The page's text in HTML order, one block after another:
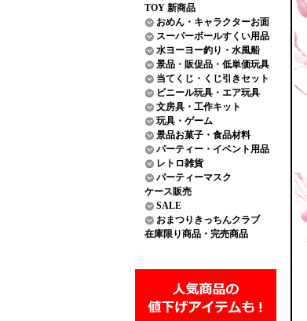
TOY 新商品
おめん・キャラクターお面
スーパーボールすくい用品
水ヨーヨー釣り・水風船
景品・販促品・低単価玩具
当てくじ・くじ引きセット
ビニール玩具・エア玩具
文房具・工作キット
玩具・ゲーム
景品お菓子・食品材料
パーティー・イベント用品
レトロ雑貨
パーティーマスク
ケース販売
SALE
おまつりきっちんクラブ
在庫限り商品・完売商品